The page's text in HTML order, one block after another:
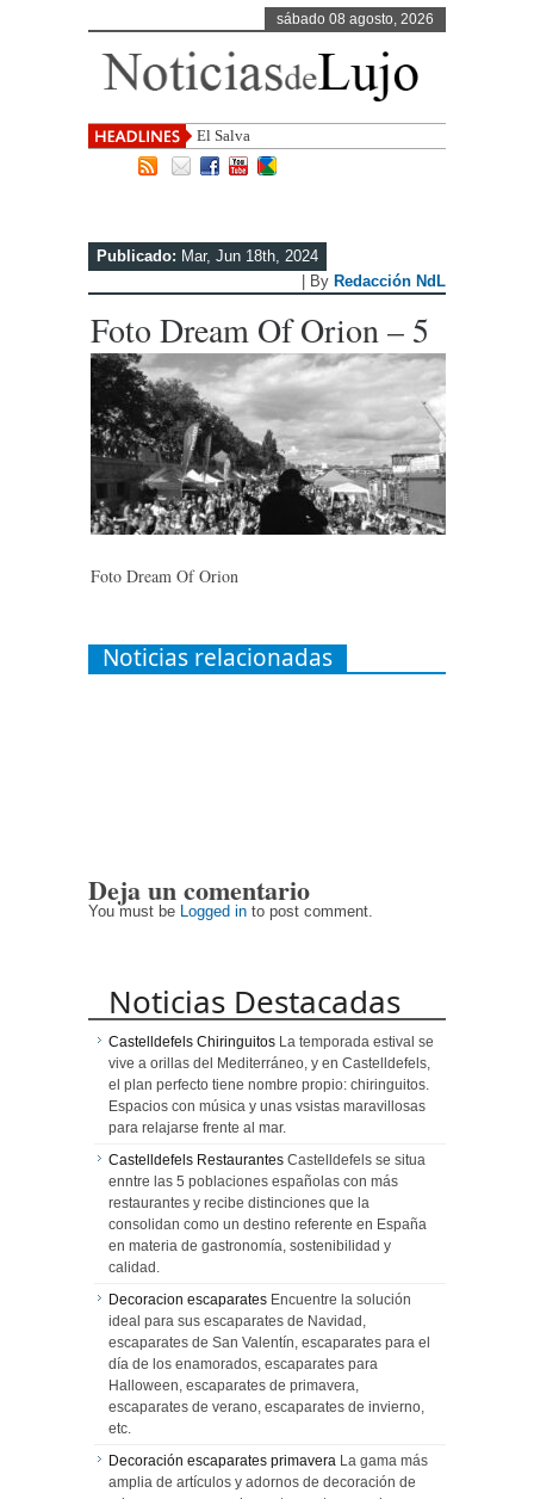
sábado 08 agosto, 2026
El Salvador, uno de los destin
Publicado: Mar, Jun 18th, 2024
| By Redacción NdL
Foto Dream Of Orion – 5
Foto Dream Of Orion
Noticias relacionadas
Deja un comentario
You must be Logged in to post comment.
Noticias Destacadas
Castelldefels Chiringuitos La temporada estival se
vive a orillas del Mediterráneo, y en Castelldefels,
el plan perfecto tiene nombre propio: chiringuitos.
Espacios con música y unas vsistas maravillosas
para relajarse frente al mar.
Castelldefels Restaurantes Castelldefels se situa
enntre las 5 poblaciones españolas con más
restaurantes y recibe distinciones que la
consolidan como un destino referente en España
en materia de gastronomía, sostenibilidad y
calidad.
Decoracion escaparates Encuentre la solución
ideal para sus escaparates de Navidad,
escaparates de San Valentín, escaparates para el
día de los enamorados, escaparates para
Halloween, escaparates de primavera,
escaparates de verano, escaparates de invierno,
etc.
Decoración escaparates primavera La gama más
amplia de artículos y adornos de decoración de